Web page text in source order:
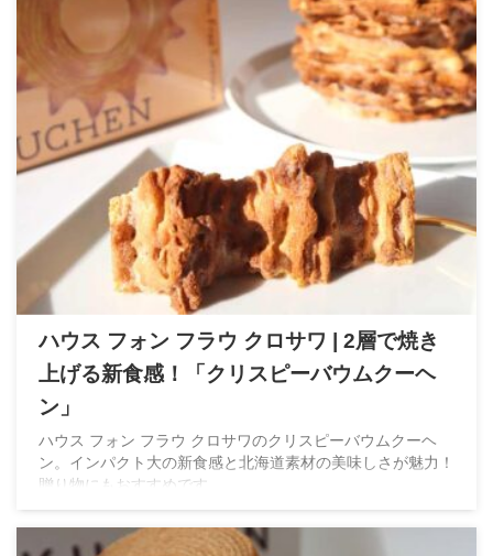
ハウス フォン フラウ クロサワ | 2層で焼き
上げる新食感！「クリスピーバウムクーヘ
ン」
ハウス フォン フラウ クロサワのクリスピーバウムクーヘ
ン。インパクト大の新食感と北海道素材の美味しさが魅力！
贈り物にもおすすめです。